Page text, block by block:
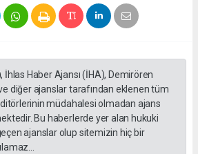
İhlas Haber Ajansı (İHA), Demirören
diğer ajanslar tarafından eklenen tüm
müdahalesi olmadan ajans
Bu haberlerde yer alan hukuki
ajanslar olup sitemizin hiç bir